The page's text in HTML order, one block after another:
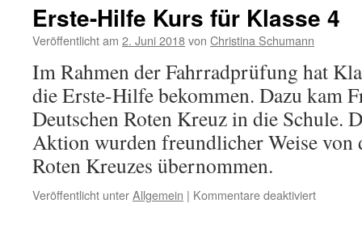
Erste-Hilfe Kurs für Klasse 4
Veröffentlicht am 2. Juni 2018von Christina Schumann
Im Rahmen der Fahrradprüfung hat
die Erste-Hilfe bekommen. Dazu kam
Deutschen Roten Kreuz in die Schule.
Aktion wurden freundlicher Weise von
Roten Kreuzes übernommen.
Veröffentlicht unterAllgemein | Kommentare deaktiviertfür